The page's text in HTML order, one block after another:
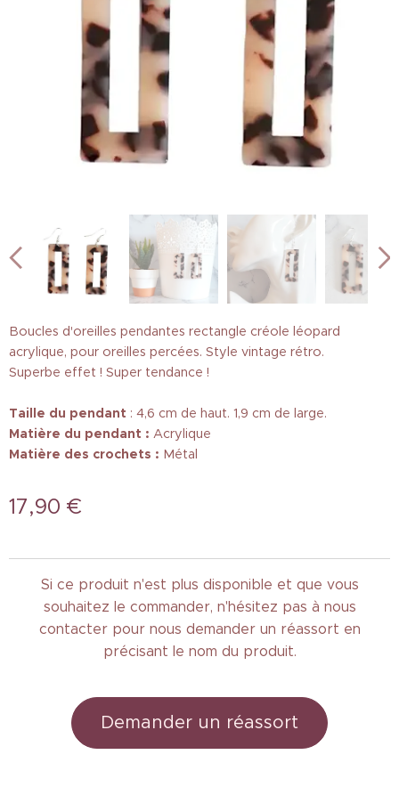
Boucles d'oreilles pendantes rectangle créole léopard
acrylique, pour oreilles percées. Style vintage rétro.
Superbe effet ! Super tendance !
Taille du pendant : 4,6 cm de haut. 1,9 cm de large.
Matière du pendant : Acrylique
Matière des crochets : Métal
17,90 €
Si ce produit n'est plus disponible et que vous
souhaitez le commander, n'hésitez pas à nous
contacter pour nous demander un réassort en
précisant le nom du produit.
Demander un réassort